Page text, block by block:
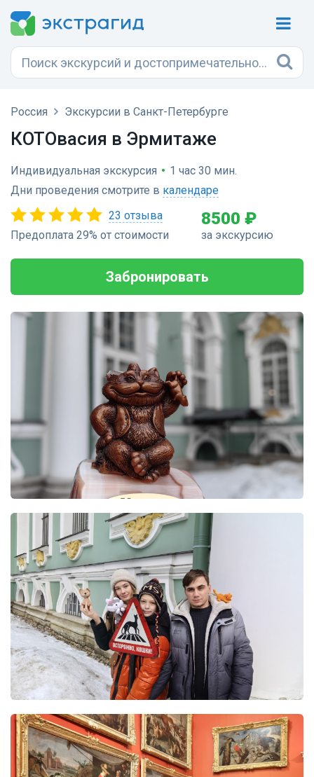
Россия Экскурсии в Санкт-Петербурге
КОТОвасия в Эрмитаже
Индивидуальная экскурсия • 1 час 30 мин.
Дни проведения смотрите в календаре
23 отзыва
Предоплата 29% от стоимости
8500 ₽
за экскурсию
Забронировать